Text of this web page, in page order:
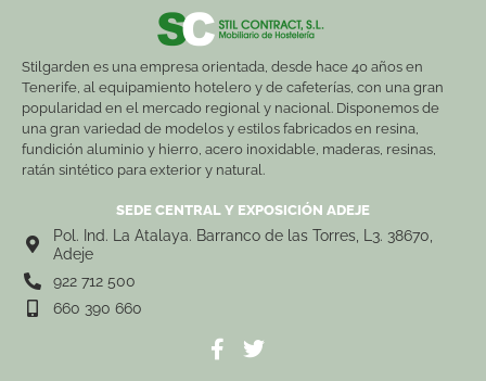
Stilgarden es una empresa orientada, desde hace 40 años en
Tenerife, al equipamiento hotelero y de cafeterías, con una gran
popularidad en el mercado regional y nacional. Disponemos de
una gran variedad de modelos y estilos fabricados en resina,
fundición aluminio y hierro, acero inoxidable, maderas, resinas,
ratán sintético para exterior y natural.
SEDE CENTRAL Y EXPOSICIÓN ADEJE
Pol. Ind. La Atalaya. Barranco de las Torres, L3. 38670,
Adeje
922 712 500
660 390 660